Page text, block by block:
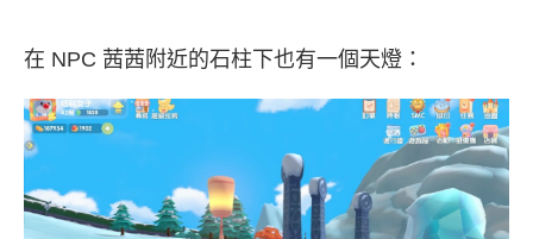
在 NPC 茜茜附近的石柱下也有一個天燈：